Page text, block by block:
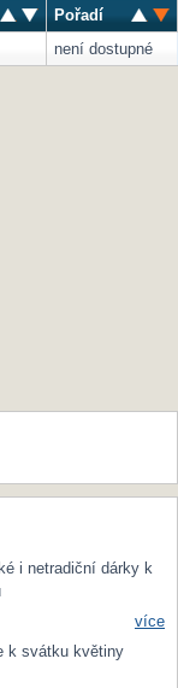
Pořadí
není dostupné
i netradiční dárky k
více
k svátku květiny